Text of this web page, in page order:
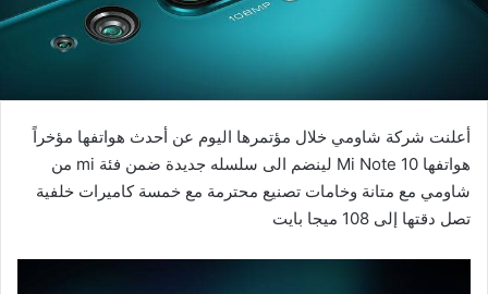
أعلنت شركة شاومي خلال مؤتمرها اليوم عن أحدث هواتفها مؤخراً
هواتفها Mi Note 10 لينضم الى سلسله جديدة ضمن فئة mi من
شاومي مع متانة وخامات تصنيع محترمة مع خمسة كاميرات خلفية
تصل دقتها إلى 108 ميجا بايت